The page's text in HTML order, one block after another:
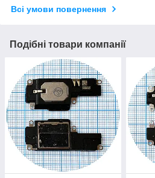
Всі умови повернення
Подібні товари компанії